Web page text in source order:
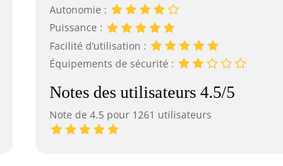
Autonomie :
Puissance :
Facilité d’utilisation :
Équipements de sécurité :
Notes des utilisateurs 4.5/5
Note de 4.5 pour 1261 utilisateurs